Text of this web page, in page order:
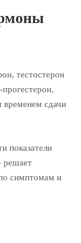
тестостерон
сдачи
показатели
решает
симптомам и